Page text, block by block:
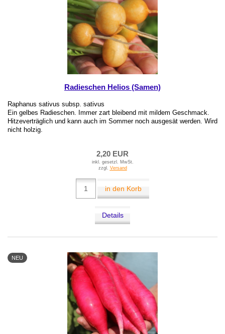
Radieschen Helios (Samen)
Raphanus sativus subsp. sativus
Ein gelbes Radieschen. Immer zart bleibend mit mildem Geschmack.
Hitzeverträglich und kann auch im Sommer noch ausgesät werden. Wird
nicht holzig.
2,20 EUR
inkl. gesetzl. MwSt.
zzgl. Versand
in den Korb
Details
NEU